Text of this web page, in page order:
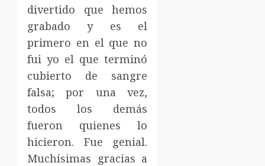
divertido que hemos
grabado y es el
primero en el que no
fui yo el que terminó
cubierto de sangre
falsa; por una vez,
todos los demás
fueron quienes lo
hicieron. Fue genial.
Muchísimas gracias a